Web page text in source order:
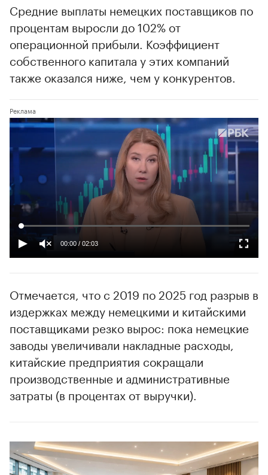
Средние выплаты немецких поставщиков по
процентам выросли до 102% от
операционной прибыли. Коэффициент
собственного капитала у этих компаний
также оказался ниже, чем у конкурентов.
00:00 / 02:03
Отмечается, что с 2019 по 2025 год разрыв в
издержках между немецкими и китайскими
поставщиками резко вырос: пока немецкие
заводы увеличивали накладные расходы,
китайские предприятия сокращали
производственные и административные
затраты (в процентах от выручки).